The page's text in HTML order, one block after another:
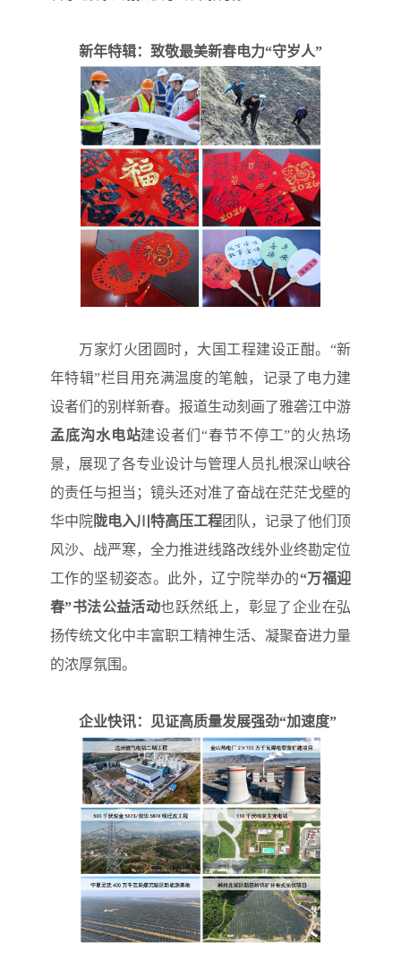
新年特辑：致敬最美新春电力“守岁人”
万家灯火团圆时，大国工程建设正酣。“新
年特辑”栏目用充满温度的笔触，记录了电力建
设者们的别样新春。报道生动刻画了雅砻江中游
孟底沟水电站建设者们“春节不停工”的火热场
景，展现了各专业设计与管理人员扎根深山峡谷
的责任与担当；镜头还对准了奋战在茫茫戈壁的
华中院陇电入川特高压工程团队，记录了他们顶
风沙、战严寒，全力推进线路改线外业终勘定位
工作的坚韧姿态。此外，辽宁院举办的“万福迎
春”书法公益活动也跃然纸上，彰显了企业在弘
扬传统文化中丰富职工精神生活、凝聚奋进力量
的浓厚氛围。
企业快讯：见证高质量发展强劲“加速度”